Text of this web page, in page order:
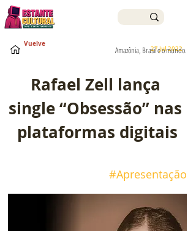
27 jul 2022
Amazônia, Brasil e o mundo.
Vuelve
Rafael Zell lança
single “Obsessão” nas
plataformas digitais
#Apresentação